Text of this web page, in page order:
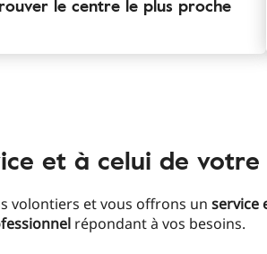
le centre le plus proche
et à celui de
volontiers et vous offrons un service
répondant à vos besoins.